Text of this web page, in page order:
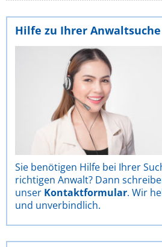
Hilfe zu Ihrer Anwaltsuche
Sie benötigen Hilfe bei Ihrer
richtigen Anwalt? Dann
unser Kontaktformular. Wir
und unverbindlich.